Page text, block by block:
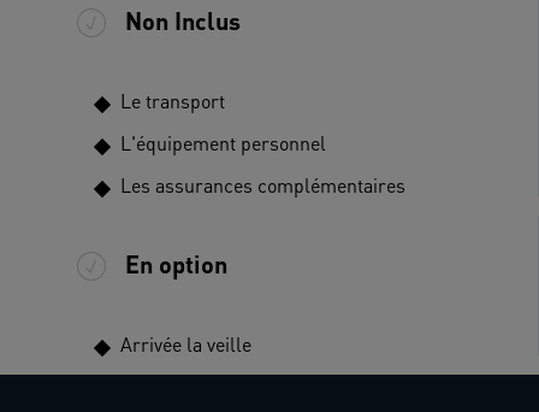
Non Inclus
Le transport
L'équipement personnel
Les assurances complémentaires
En option
Arrivée la veille